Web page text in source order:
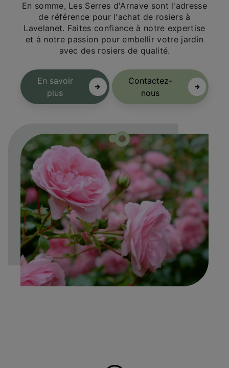
En somme, Les Serres d'Arnave sont l'adresse
de référence pour l'achat de rosiers à
Lavelanet. Faites confiance à notre expertise
et à notre passion pour embellir votre jardin
avec des rosiers de qualité.
En savoir
plus
Contactez-
nous